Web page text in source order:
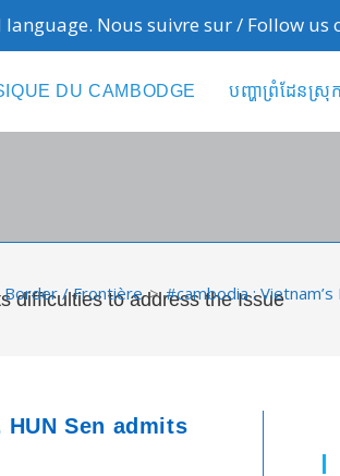
Nous suivre sur / Follow us
DU CAMBODGE បញ្ហាព្រំដែនស្រុ
difficulties to address the Issue
Border / Frontière > #cambodia :
Sen admits